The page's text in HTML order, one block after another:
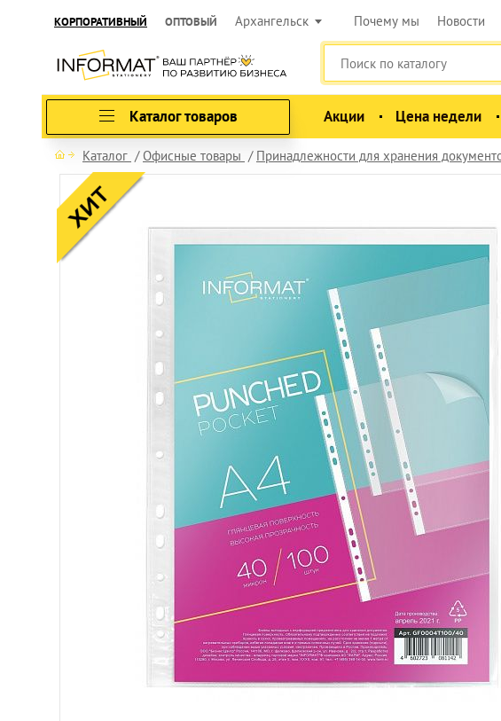
КОРПОРАТИВНЫЙ ОПТОВЫЙ Архангельск Почему мы Новости
Каталог товаров Акции Цена недели
Каталог Офисные товары Принадлежности для хранения